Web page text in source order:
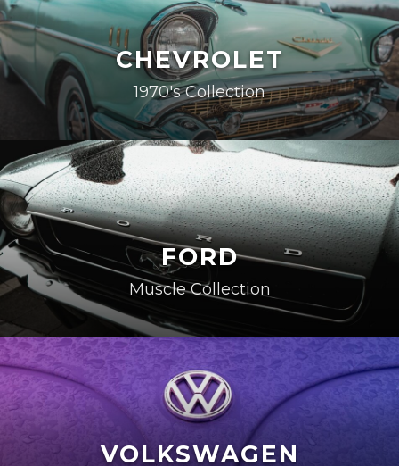
CHEVROLET
1970's Collection
FORD
Muscle Collection
VOLKSWAGEN
Classics for sale